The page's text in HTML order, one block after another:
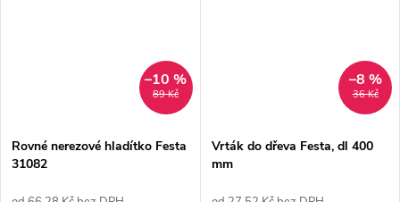
89 Kč
–10 %
Rovné nerezové hladítko Festa
31082
36 Kč
–8 %
Vrták do dřeva Festa, dl 400
mm